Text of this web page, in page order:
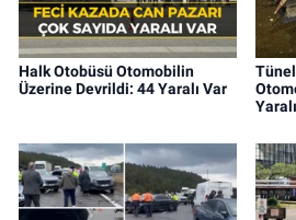
Halk Otobüsü Otomobilin
Üzerine Devrildi: 44 Yaralı Var